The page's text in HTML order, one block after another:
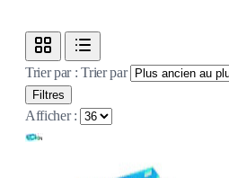
Trier par :Trier par
Filtres
Afficher :